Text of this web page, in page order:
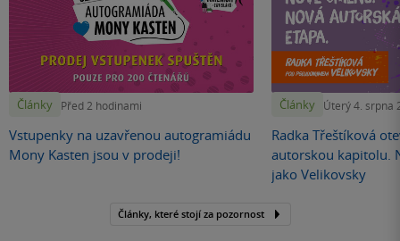
Články Před 2 hodinami
Vstupenky na uzavřenou autogramiádu
Mony Kasten jsou v prodeji!
Články Úterý 4. srpna
Radka Třeštíková
autorskou kapitolu.
jako Velikovsky
Články, které stojí za pozornost